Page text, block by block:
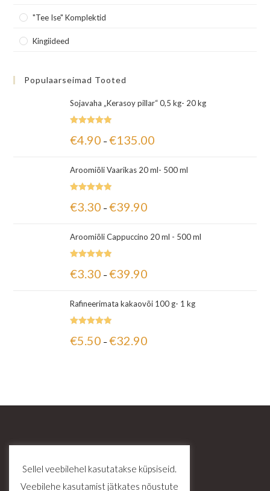
"Tee Ise" Komplektid
Kingiideed
Populaarseimad Tooted
Sojavaha „Kerasoy pillar“ 0,5 kg- 20 kg
5.00/ 5
€4.90 – €135.00
Aroomiõli Vaarikas 20 ml- 500 ml
5.00/ 5
€3.30 – €39.90
Aroomiõli Cappuccino 20 ml - 500 ml
5.00/ 5
€3.30 – €39.90
Rafineerimata kakaovõi 100 g- 1 kg
5.00 / 5
€5.50 – €32.90
Sellel veebilehel kasutatakse küpsiseid.
Veebilehe kasutamist jätkates nõustute